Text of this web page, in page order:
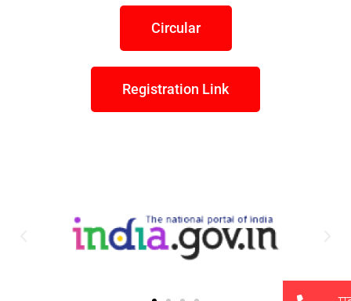
Circular
Registration Link